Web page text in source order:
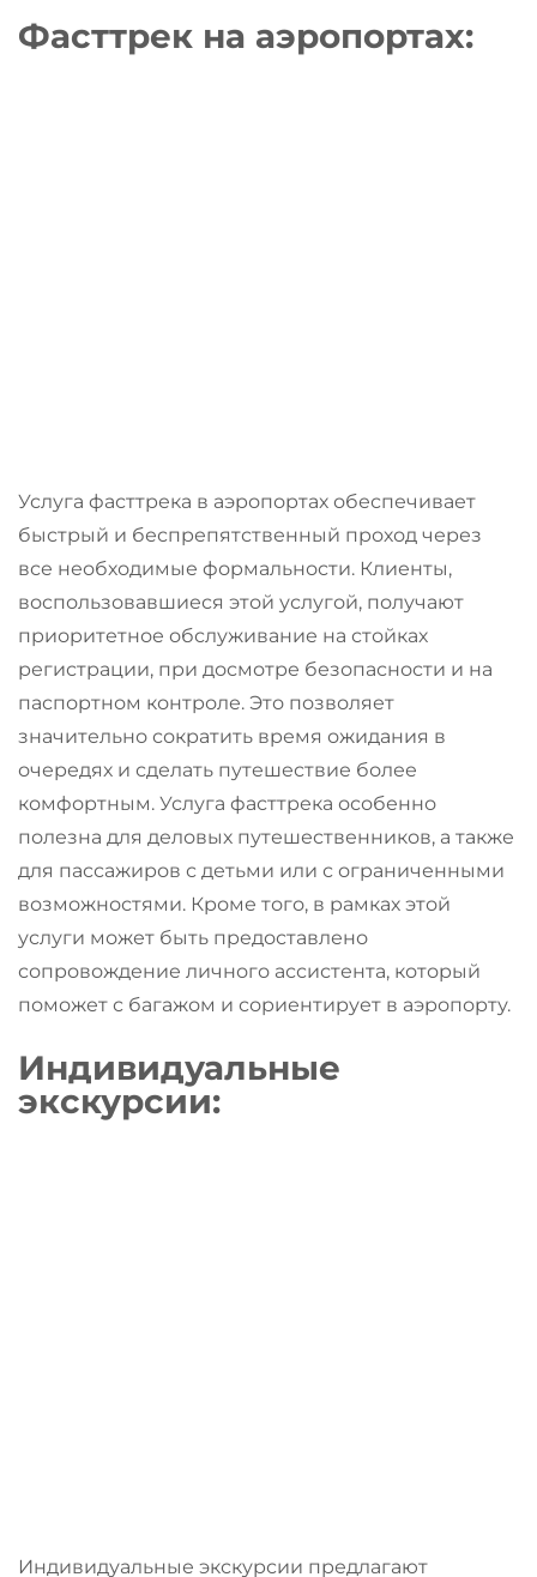
Фасттрек на аэропортах:
Услуга фасттрека в аэропортах обеспечивает
быстрый и беспрепятственный проход через
все необходимые формальности. Клиенты,
воспользовавшиеся этой услугой, получают
приоритетное обслуживание на стойках
регистрации, при досмотре безопасности и на
паспортном контроле. Это позволяет
значительно сократить время ожидания в
очередях и сделать путешествие более
комфортным. Услуга фасттрека особенно
полезна для деловых путешественников, а также
для пассажиров с детьми или с ограниченными
возможностями. Кроме того, в рамках этой
услуги может быть предоставлено
сопровождение личного ассистента, который
поможет с багажом и сориентирует в аэропорту.
Индивидуальные
экскурсии:
Индивидуальные экскурсии предлагают